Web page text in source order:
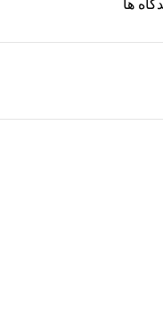
ها
برگِ اعتماد